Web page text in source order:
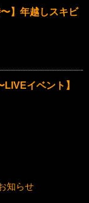
】年越しスキビ
LIVEイベント】
知らせ